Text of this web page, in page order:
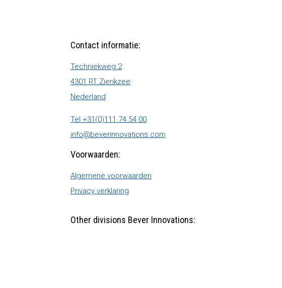
Contact informatie:
Techniekweg 2
4301 RT Zierikzee
Nederland
Tel +31(0)111 74 54 00
info@beverinnovations.com
Voorwaarden:
Algemene voorwaarden
Privacy verklaring
Other divisions Bever Innovations: